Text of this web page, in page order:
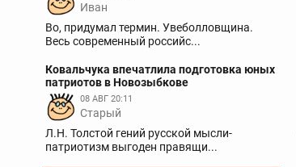
Иван
Во, придумал термин. Увеболловщина.
Весь современный российс...
Ковальчука впечатлила подготовка юных
патриотов в Новозыбкове
08 АВГ 20:11
Старый
Л.Н. Толстой гений русской мысли-
патриотизм выгоден правящи...